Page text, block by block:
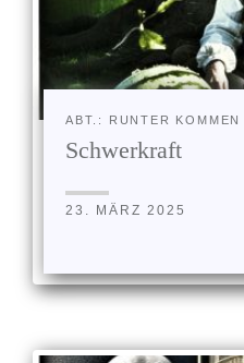
ABT.: RUNTER KOMMEN
Schwerkraft
23. MÄRZ 2025